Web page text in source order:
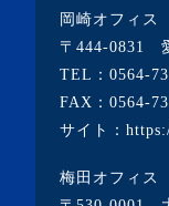
・2022年9月
・2022年8月
・2022年7月
・2022年5月(1
岡崎オフィス
〒444-0831
TEL： 0564-
FAX：0564-
サイト：
梅田オフィス